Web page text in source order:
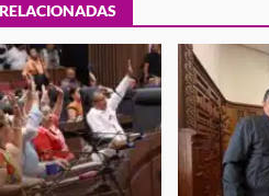
Juan
Avanza con
proceso
Santiago